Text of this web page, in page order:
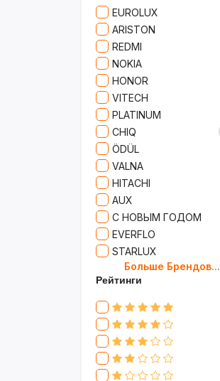
Сад И Дача
Аксессуары
Игрушки
Одежда
Сумки И Рюкзаки
Ремонт
Продукты
Детские Товары
Бытовая Химия
Хобби
EUROLUX
ARISTON
REDMI
NOKIA
HONOR
VITECH
PLATINUM
CHIQ
ÖDÜL
VALNA
HITACHI
AUX
С НОВЫМ ГОДОМ
EVERFLO
STARLUX
BOSCH
MARY KAY
TRICHUP
CLIVE & KEIRA
SEVAVEREK
DSP
SUPER CREST
Больше Брендов...
Рейтинги